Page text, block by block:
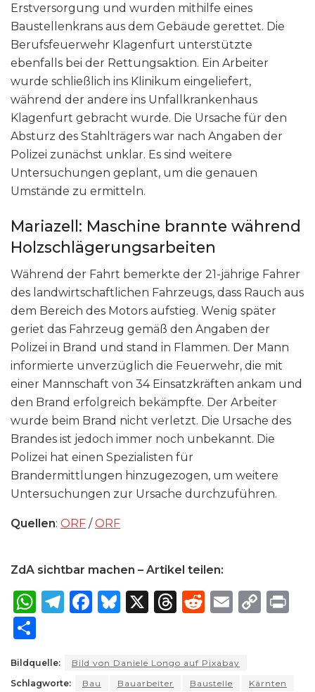
Erstversorgung und wurden mithilfe eines
Baustellenkrans aus dem Gebäude gerettet. Die
Berufsfeuerwehr Klagenfurt unterstützte
ebenfalls bei der Rettungsaktion. Ein Arbeiter
wurde schließlich ins Klinikum eingeliefert,
während der andere ins Unfallkrankenhaus
Klagenfurt gebracht wurde. Die Ursache für den
Absturz des Stahlträgers war nach Angaben der
Polizei zunächst unklar. Es sind weitere
Untersuchungen geplant, um die genauen
Umstände zu ermitteln.
Mariazell: Maschine brannte während
Holzschlägerungsarbeiten
Während der Fahrt bemerkte der 21-jährige Fahrer
des landwirtschaftlichen Fahrzeugs, dass Rauch aus
dem Bereich des Motors aufstieg. Wenig später
geriet das Fahrzeug gemäß den Angaben der
Polizei in Brand und stand in Flammen. Der Mann
informierte unverzüglich die Feuerwehr, die mit
einer Mannschaft von 34 Einsatzkräften ankam und
den Brand erfolgreich bekämpfte. Der Arbeiter
wurde beim Brand nicht verletzt. Die Ursache des
Brandes ist jedoch immer noch unbekannt. Die
Polizei hat einen Spezialisten für
Brandermittlungen hinzugezogen, um weitere
Untersuchungen zur Ursache durchzuführen.
Quellen: ORF /ORF
ZdA sichtbar machen – Artikel teilen:
W
ts
T
g
F
e
B
s
X
T
a
R
di
E
l
C
ar
Bildquelle:
Bild von Daniele Longo auf Pixabay
Schlagworte:
Bau Bauarbeiter Baustelle Kärnten